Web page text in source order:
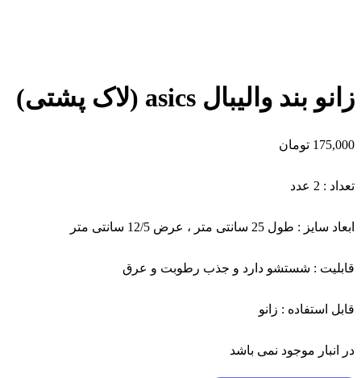
زانو بند والیبال asics (لاک پشتی)
175,000 تومان
تعداد : 2 عدد
ابعاد سایز : طول 25 سانتی متر ، عرض 12/5 سانتی متر
قابلیت : شستشو دارد و جذب رطوبت و عرق
قابل استفاده : زانو
در انبار موجود نمی باشد